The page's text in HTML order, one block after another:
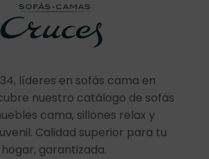
líderes en sofás cama en
nuestro catálogo de sofás
cama, sillones relax y
Calidad superior para tu
hogar, garantizada.